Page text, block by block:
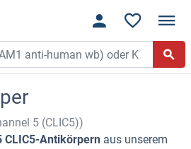
5 (CLIC5))
CLIC5-Antikörpern aus unserem